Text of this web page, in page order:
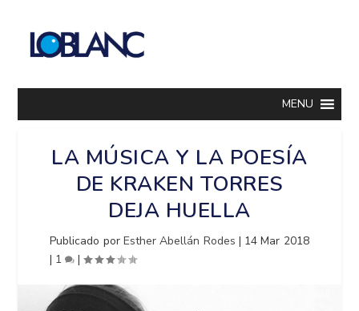
MENU
LA MÚSICA Y LA POESÍA
DE KRAKEN TORRES
DEJA HUELLA
Publicado por Esther Abellán Rodes | 14 Mar 2018
| 1 |